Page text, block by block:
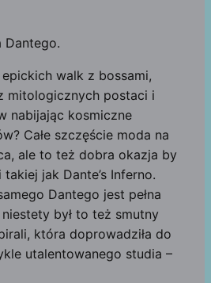
Dantego.
walk z bossami,
mitologicznych postaci i
nabijając kosmiczne
Całe szczęście moda na
ale to też dobra okazja by
jak Dante’s Inferno.
Dantego jest pełna
był to też smutny
która doprowadziła do
utalentowanego studia –